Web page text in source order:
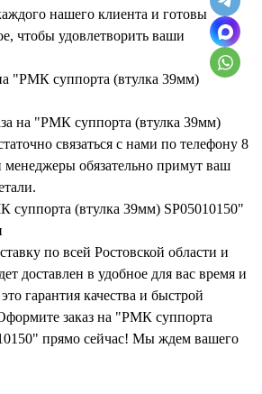
нашего клиента и готовы
чтобы удовлетворить ваши
"РМК суппорта (втулка 39мм)
на "РМК суппорта (втулка 39мм)
связаться с нами по телефону 8
обязательно примут ваш
суппорта (втулка 39мм) SP05010150"
по всей Ростовской области и
доставлен в удобное для вас время и
гарантия качества и быстрой
заказ на "РМК суппорта
прямо сейчас! Мы ждем вашего